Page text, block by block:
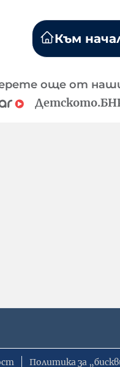
Към
още от
Политика за